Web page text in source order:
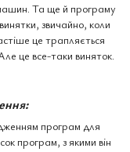
Та ще й програму
звичайно, коли
це трапляється
це все-таки виняток.
програм для
програм, з якими він